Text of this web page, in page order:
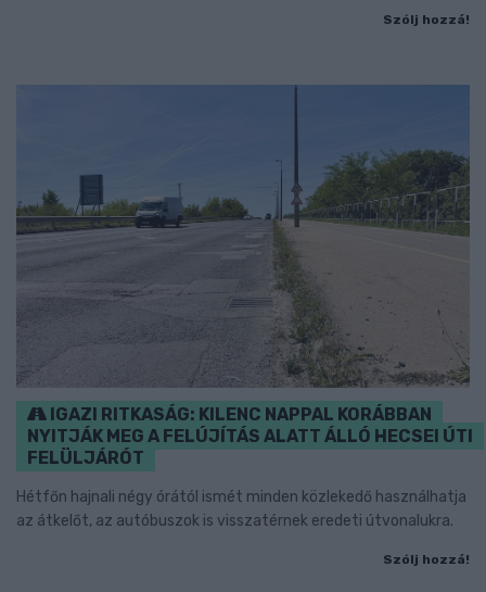
Szólj hozzá!
IGAZI RITKASÁG: KILENC NAPPAL KORÁBBAN
NYITJÁK MEG A FELÚJÍTÁS ALATT ÁLLÓ HECSEI ÚTI
FELÜLJÁRÓT
Hétfőn hajnali négy órától ismét minden közlekedő használhatja
az átkelőt, az autóbuszok is visszatérnek eredeti útvonalukra.
Szólj hozzá!